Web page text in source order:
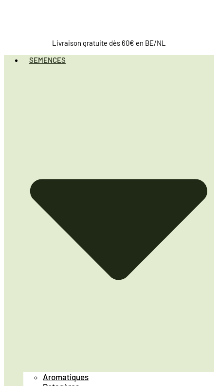
Livraison gratuite dès 60€ en BE/NL
SEMENCES
Aromatiques